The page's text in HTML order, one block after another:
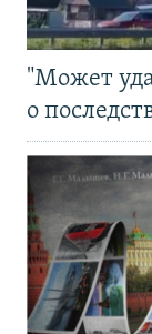
"Может
о